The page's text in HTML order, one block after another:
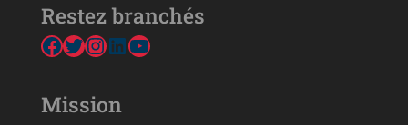
Restez branchés
Facebook
Twitter
Instagram
LinkedIn
YouTube
Mission